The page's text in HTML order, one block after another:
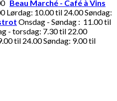
Beau Marché - Café à Vins
Lørdag: 10.00 til 24.00 Søndag:
Onsdag - Søndag : 11.00 til
- torsdag: 7.30 til 22.00
til 24.00 Søndag: 9.00 til